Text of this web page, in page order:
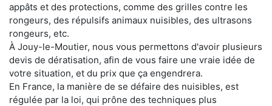
appâts et des protections, comme des grilles contre les
rongeurs, des répulsifs animaux nuisibles, des ultrasons
rongeurs, etc.
À Jouy-le-Moutier, nous vous permettons d'avoir plusieurs
devis de dératisation, afin de vous faire une vraie idée de
votre situation, et du prix que ça engendrera.
En France, la manière de se défaire des nuisibles, est
régulée par la loi, qui prône des techniques plus